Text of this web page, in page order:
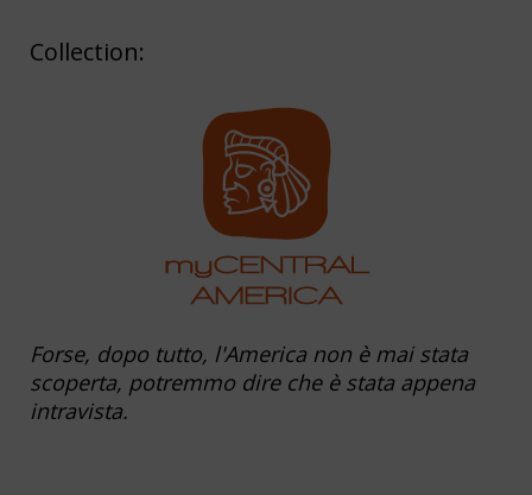
Collection:
Forse, dopo tutto, l'America non è mai stata
scoperta, potremmo dire che è stata appena
intravista.